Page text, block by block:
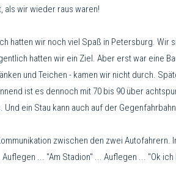
als wir wieder raus waren!
hatten wir noch viel Spaß in Petersburg. Wir
hatten wir ein Ziel. Aber erst war eine
und Teichen - kamen wir nicht durch.
ist es dennoch mit 70 bis 90 über
Und ein Stau kann auch auf der
zwischen den zwei
... "Am Stadion" ... Auflegen ... "Ok